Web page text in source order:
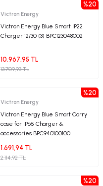
%20
Victron Energy
Victron Energy Blue Smart IP22
Charger 12/30 (3) BPC123048002
10.967,95 TL
13.709,93 TL
%20
Victron Energy
Victron Energy Blue Smart Carry
case for IP65 Charger &
accessories BPC940100100
1.691,94 TL
2.114,92 TL
%20